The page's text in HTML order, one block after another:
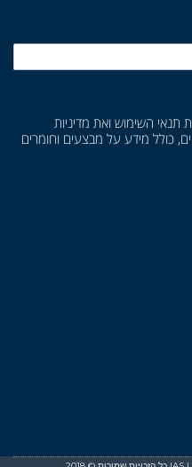
תנאי השימוש ואת מדיניות
כולל מידע על מבצעים וחומרים